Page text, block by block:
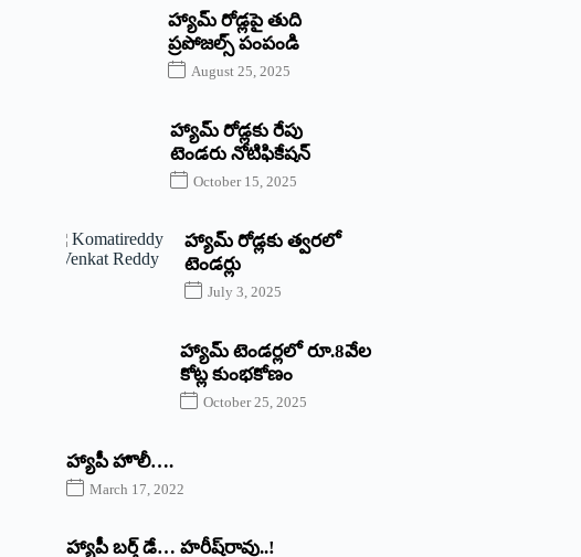
హ్యామ్‌ రోడ్లపై తుది
ప్రపోజల్స్‌ పంపండి
August 25, 2025
హ్యామ్‌ రోడ్లకు రేపు
టెండరు నోటిఫికేషన్‌
October 15, 2025
హ్యామ్‌ రోడ్లకు త్వరలో
టెండర్లు
July 3, 2025
హ్యామ్‌ ‌టెండర్లలో రూ.8వేల
కోట్ల కుంభకోణం
October 25, 2025
హ్యాపీ హొలీ….
March 17, 2022
హ్యాపీ బర్త్ ‌డే… హరీష్‌రావు..!